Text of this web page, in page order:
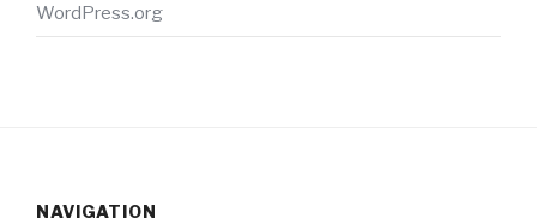
WordPress.org
NAVIGATION